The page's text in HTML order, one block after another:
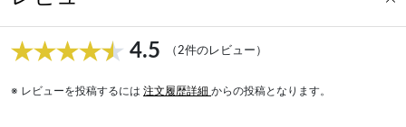
4.5 （2件のレビュー）
※ レビューを投稿するには 注文履歴詳細 からの投稿となります。